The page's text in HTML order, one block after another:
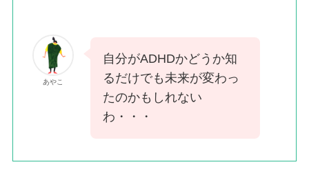
あやこ
自分がADHDかどうか知
るだけでも未来が変わっ
たのかもしれない
わ・・・